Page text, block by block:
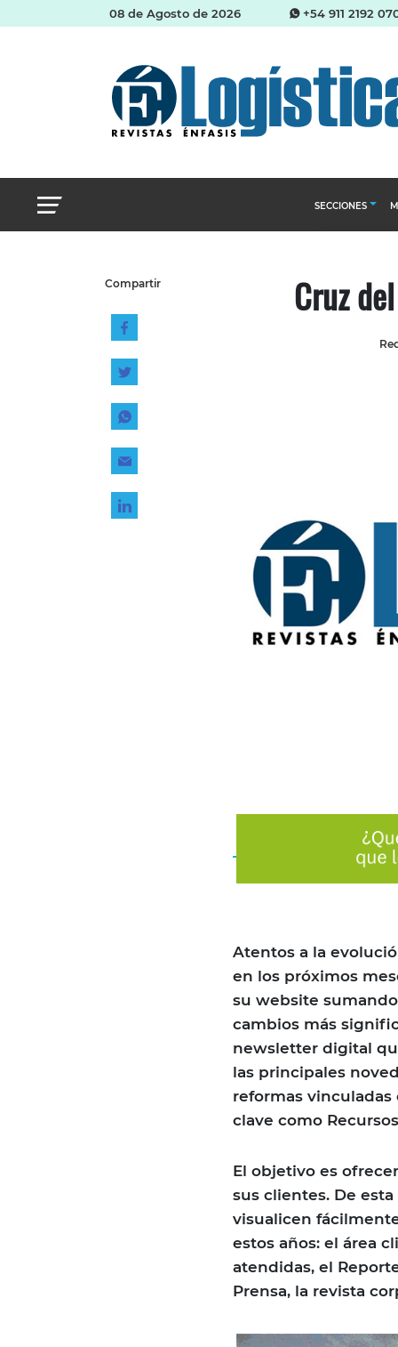
08 de Agosto de 2026 +54 911 2192
SECCIONES
Almacenes e
Logística y
Compartir Cruz
Atentos a la
en los próximos
su website
cambios más
newsletter digital
las principales
reformas
clave como
El objetivo es
sus clientes. De
visualicen
estos años: el área
atendidas, el
Prensa, la revista